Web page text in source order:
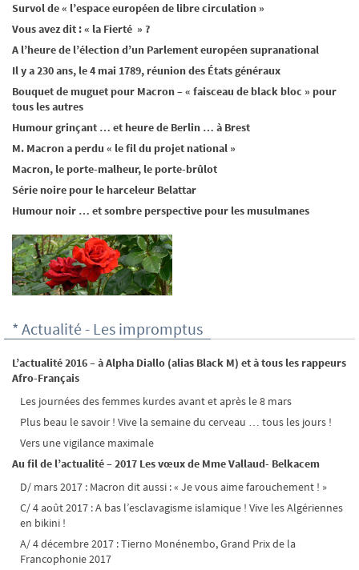
Survol de « l’espace européen de libre circulation »
Vous avez dit : « la Fierté » ?
A l’heure de l’élection d’un Parlement européen supranational
Il y a 230 ans, le 4 mai 1789, réunion des États généraux
Bouquet de muguet pour Macron – « faisceau de black bloc » pour
tous les autres
Humour grinçant … et heure de Berlin … à Brest
M. Macron a perdu « le fil du projet national »
Macron, le porte-malheur, le porte-brûlot
Série noire pour le harceleur Belattar
Humour noir … et sombre perspective pour les musulmanes
* Actualité - Les impromptus
L’actualité 2016 – à Alpha Diallo (alias Black M) et à tous les rappeurs
Afro-Français
Les journées des femmes kurdes avant et après le 8 mars
Plus beau le savoir ! Vive la semaine du cerveau … tous les jours !
Vers une vigilance maximale
Au fil de l’actualité – 2017 Les vœux de Mme Vallaud- Belkacem
D/ mars 2017 : Macron dit aussi : « Je vous aime farouchement ! »
C/ 4 août 2017 : A bas l’esclavagisme islamique ! Vive les Algériennes
en bikini !
A/ 4 décembre 2017 : Tierno Monénembo, Grand Prix de la
Francophonie 2017